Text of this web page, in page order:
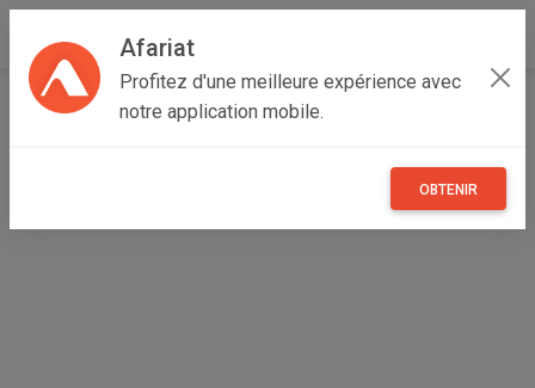
Afariat
Profitez d'une meilleure expérience avec
notre application mobile.
OBTENIR
Accueil Immobilier Oasis - Sahara